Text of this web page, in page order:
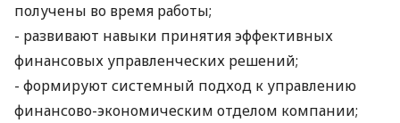
получены во время работы;
- развивают навыки принятия эффективных
финансовых управленческих решений;
- формируют системный подход к управлению
финансово-экономическим отделом компании;